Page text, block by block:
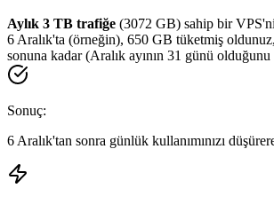
Aylık 3 TB trafiğe (3072 GB) sahip bir
6 Aralık'ta (örneğin), 650 GB tüketmiş
sonuna kadar (Aralık ayının 31 günü
Sonuç:
6 Aralık'tan sonra günlük kullanımınızı